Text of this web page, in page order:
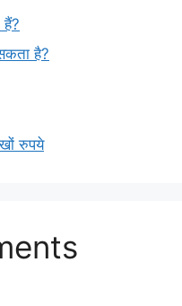
हैं?
है?
रुपये